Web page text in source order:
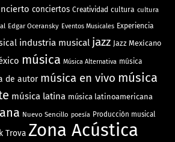
conciertos Creatividad cultura cultura
Edgar Oceransky Eventos Musicales Experiencia
industria musical jazz Jazz Mexicano
música Música Alternativa música
de autor música en vivo música
música latina música latinoamericana
Nuevo Sencillo poesía Producción musical
Trova Zona Acústica